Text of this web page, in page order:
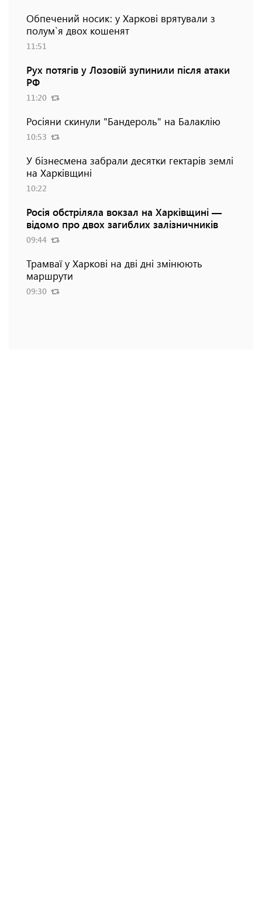
Обпечений носик: у Харкові врятували з
полум`я двох кошенят
11:51
Рух потягів у Лозовій зупинили після атаки
РФ
11:20
Росіяни скинули "Бандероль" на Балаклію
10:53
У бізнесмена забрали десятки гектарів землі
на Харківщині
10:22
Росія обстріляла вокзал на Харківщині —
відомо про двох загиблих залізничників
09:44
Трамваї у Харкові на дві дні змінюють
маршрути
09:30